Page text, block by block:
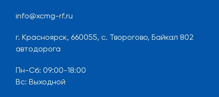
info@xcmg-rf.ru
г. Красноярск, 660055, с. Творогово, Байкал 802
автодорога
Пн-Сб: 09:00-18:00
Вс: Выходной